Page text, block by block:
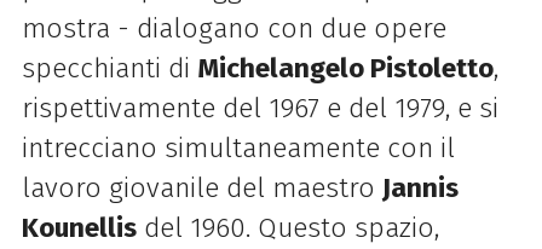
mostra - dialogano con due opere
specchianti di Michelangelo Pistoletto,
rispettivamente del 1967 e del 1979, e si
intrecciano simultaneamente con il
lavoro giovanile del maestro Jannis
Kounellisdel 1960. Questo spazio,